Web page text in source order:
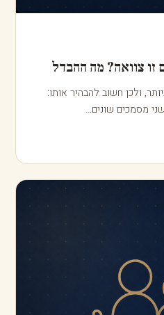
ייפוי כוח מתמשך
ושוב, וכדאי להימנע…